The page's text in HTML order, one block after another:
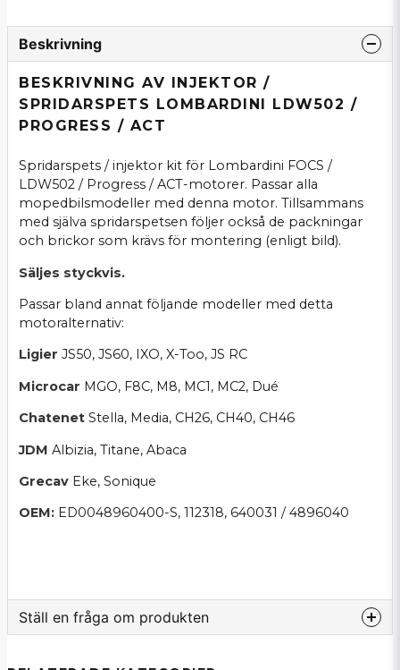
Beskrivning
BESKRIVNING AV INJEKTOR /
SPRIDARSPETS LOMBARDINI LDW502 /
PROGRESS / ACT
Spridarspets / injektor kit för Lombardini FOCS /
LDW502 / Progress / ACT-motorer. Passar alla
mopedbilsmodeller med denna motor. Tillsammans
med själva spridarspetsen följer också de packningar
och brickor som krävs för montering (enligt bild).
Säljes styckvis.
Passar bland annat följande modeller med detta
motoralternativ:
Ligier JS50, JS60, IXO, X-Too, JS RC
Microcar MGO, F8C, M8, MC1, MC2, Dué
Chatenet Stella, Media, CH26, CH40, CH46
JDM Albizia, Titane, Abaca
Grecav Eke, Sonique
OEM: ED0048960400-S, 112318, 640031 / 4896040
Ställ en fråga om produkten
Fråga oss om denna produkt...